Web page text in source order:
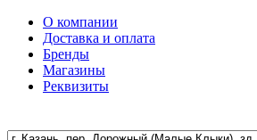
О компании
Доставка и оплата
Бренды
Магазины
Реквизиты